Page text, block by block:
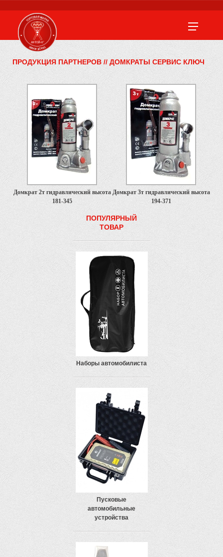
ПРОДУКЦИЯ ПАРТНЕРОВ // ДОМКРАТЫ СЕРВИС КЛЮЧ
Домкрат 2т гидравлический высота
181-345
Домкрат 3т гидравлический высота
194-371
ПОПУЛЯРНЫЙ
ТОВАР
Наборы автомобилиста
Пусковые
автомобильные
устройства